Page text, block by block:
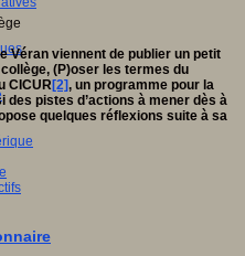
Véran viennent de publier un petit
(P)oser les termes du
CICUR [2], un programme pour la
pistes d’actions à mener dès à
quelques réflexions suite à sa